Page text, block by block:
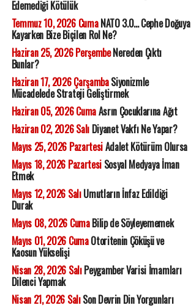
Edemediği Kötülük
Temmuz 10, 2026 CumaNATO 3.0... Cephe Doğuya
Kayarken Bize Biçilen Rol Ne?
Haziran 25, 2026 PerşembeNereden Çıktı
Bunlar?
Haziran 17, 2026 ÇarşambaSiyonizmle
Mücadelede Strateji Geliştirmek
Haziran 05, 2026 CumaAsrın Çocuklarına Ağıt
Haziran 02, 2026 SalıDiyanet Vakfı Ne Yapar?
Mayıs 25, 2026 PazartesiAdalet Kötürüm Olursa
Mayıs 18, 2026 PazartesiSosyal Medyaya İman
Etmek
Mayıs 12, 2026 SalıUmutların İnfaz Edildiği
Durak
Mayıs 08, 2026 CumaBilip de Söyleyememek
Mayıs 01, 2026 CumaOtoritenin Çöküşü ve
Kaosun Yükselişi
Nisan 28, 2026 SalıPeygamber Varisi İmamları
Dilenci Yapmak
Nisan 21, 2026 SalıSon Devrin Din Yorgunları